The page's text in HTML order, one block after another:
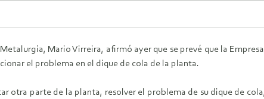
Mario Virreira, afirmó ayer que se prevé que la
el problema en el dique de cola de la planta.
otra parte de la planta, resolver el problema de su dique de